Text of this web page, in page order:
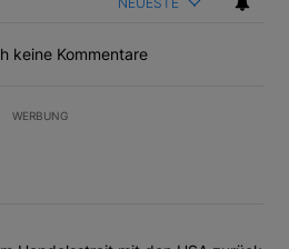
keine Kommentare
WERBUNG
der am meisten kommentierten